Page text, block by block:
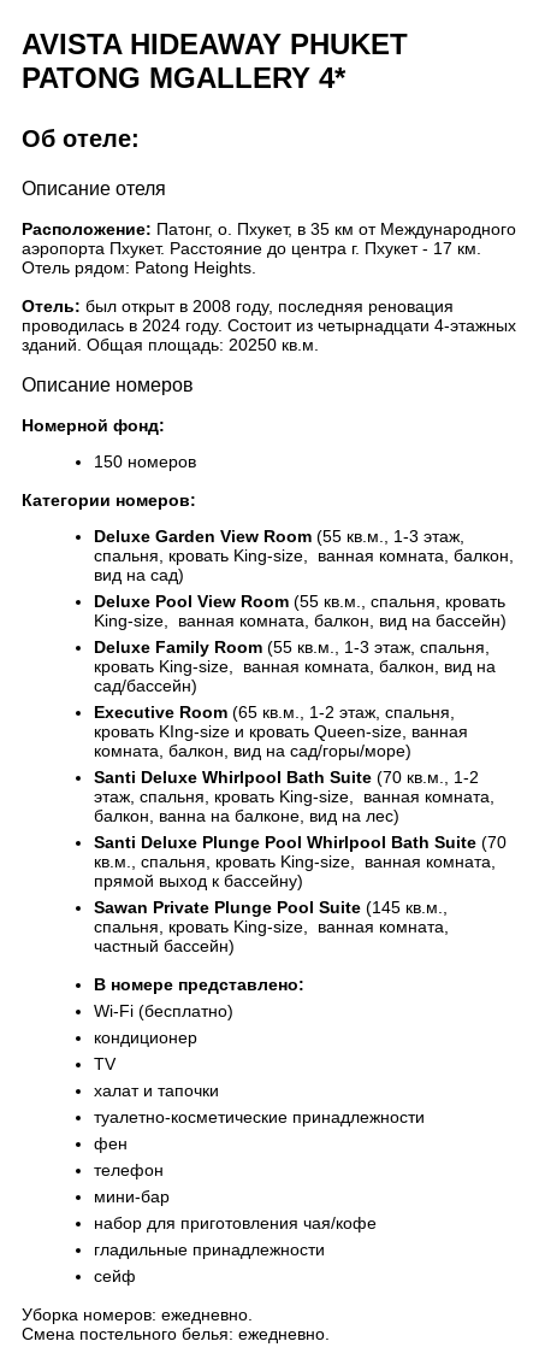
AVISTA HIDEAWAY PHUKET
PATONG MGALLERY 4*
Об отеле:
Описание отеля
Расположение: Патонг, о. Пхукет, в 35 км от Международного
аэропорта Пхукет. Расстояние до центра г. Пхукет - 17 км.
Отель рядом: Patong Heights.
Отель: был открыт в 2008 году, последняя реновация
проводилась в 2024 году. Состоит из четырнадцати 4-этажных
зданий. Общая площадь: 20250 кв.м.
Описание номеров
Номерной фонд:
150 номеров
Категории номеров:
Deluxe Garden View Room (55 кв.м., 1-3 этаж,
спальня, кровать King-size, ванная комната, балкон,
вид на сад)
Deluxe Pool View Room (55 кв.м., спальня, кровать
King-size, ванная комната, балкон, вид на бассейн)
Deluxe Family Room (55 кв.м., 1-3 этаж, спальня,
кровать King-size, ванная комната, балкон, вид на
сад/бассейн)
Executive Room (65 кв.м., 1-2 этаж, спальня,
кровать KIng-size и кровать Queen-size, ванная
комната, балкон, вид на сад/горы/море)
Santi Deluxe Whirlpool Bath Suite (70 кв.м., 1-2
этаж, спальня, кровать King-size, ванная комната,
балкон, ванна на балконе, вид на лес)
Santi Deluxe Plunge Pool Whirlpool Bath Suite (70
кв.м., спальня, кровать King-size, ванная комната,
прямой выход к бассейну)
Sawan Private Plunge Pool Suite (145 кв.м.,
спальня, кровать King-size, ванная комната,
частный бассейн)
В номере представлено:
Wi-Fi (бесплатно)
кондиционер
TV
халат и тапочки
туалетно-косметические принадлежности
фен
телефон
мини-бар
набор для приготовления чая/кофе
гладильные принадлежности
сейф
Уборка номеров: ежедневно.
Смена постельного белья: ежедневно.